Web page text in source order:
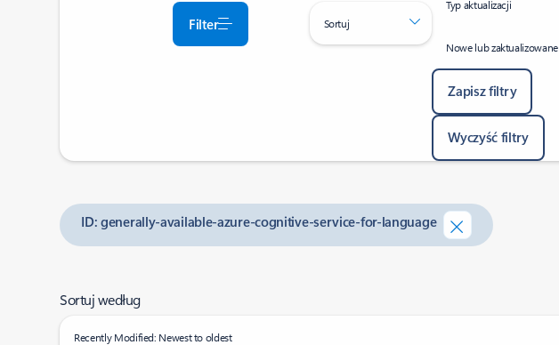
Filter Sortuj
Typ aktualizacji
Nowe lub zaktualizowane
Zapisz filtry
Wyczyść filtry
ID: generally-available-azure-cognitive-service-for-language
Sortuj według
Recently Modified: Newest to oldest